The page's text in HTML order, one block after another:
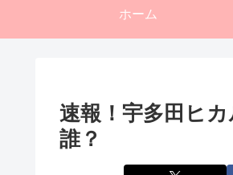
ホーム
速報！宇多田ヒ
誰？